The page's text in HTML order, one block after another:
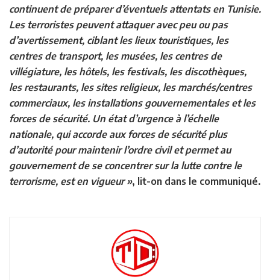
continuent de préparer d’éventuels attentats en Tunisie.
Les terroristes peuvent attaquer avec peu ou pas
d’avertissement, ciblant les lieux touristiques, les
centres de transport, les musées, les centres de
villégiature, les hôtels, les festivals, les discothèques,
les restaurants, les sites religieux, les marchés/centres
commerciaux, les installations gouvernementales et les
forces de sécurité. Un état d’urgence à l’échelle
nationale, qui accorde aux forces de sécurité plus
d’autorité pour maintenir l’ordre civil et permet au
gouvernement de se concentrer sur la lutte contre le
terrorisme, est en vigueur », lit-on dans le communiqué.